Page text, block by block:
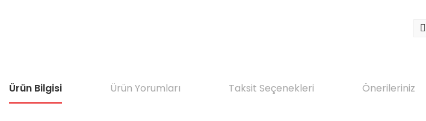
Ürün Bilgisi Ürün Yorumları Taksit Seçenekleri Önerileriniz